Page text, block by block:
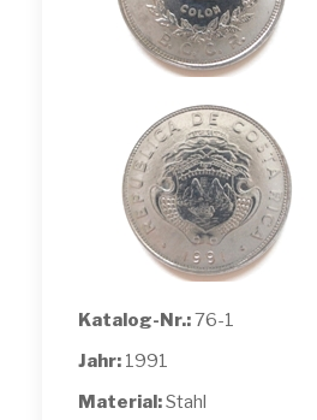
Katalog-Nr.:76-1
Jahr: 1991
Material:Stahl